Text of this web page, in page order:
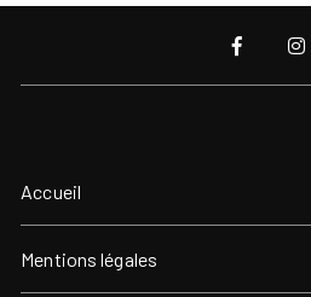
Accueil
Mentions légales